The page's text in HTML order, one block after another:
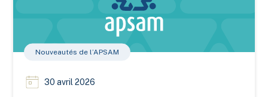
Nouveautés de l’APSAM
30 avril 2026